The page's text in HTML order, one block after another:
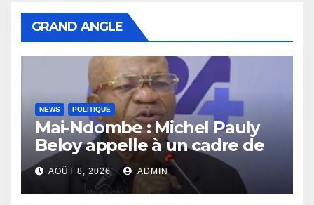
GRAND ANGLE
NEWS POLITIQUE
Mai-Ndombe : Michel Pauly
Beloy appelle à un cadre de
concertation avant la tenue
du dialogue inclusif
AOÛT 8, 2026 ADMIN